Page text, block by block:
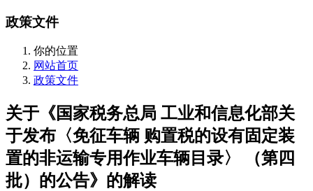
政策文件
你的位置
网站首页
政策文件
关于《国家税务总局 工业和信息化部关
于发布〈免征车辆 购置税的设有固定装
置的非运输专用作业车辆目录〉 （第四
批）的公告》的解读